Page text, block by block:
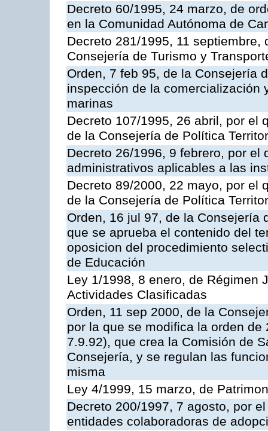
Decreto 60/1995, 24 marzo, de
en la Comunidad Autónoma de
Decreto 281/1995, 11
Consejería de Turismo y
Orden, 7 feb 95, de la Consejería
inspección de la comercialización
marinas
Decreto 107/1995, 26 abril, por el
de la Consejería de Política
Decreto 26/1996, 9 febrero, por
administrativos aplicables a las
Decreto 89/2000, 22 mayo, por el
de la Consejería de Política
Orden, 16 jul 97, de la Consejería
que se aprueba el contenido del
oposicion del procedimiento
de Educación
Ley 1/1998, 8 enero, de Régimen
Actividades Clasificadas
Orden, 11 sep 2000, de la
por la que se modifica la orden
7.9.92), que crea la Comisión de
Consejería, y se regulan las
misma
Ley 4/1999, 15 marzo, de
Decreto 200/1997, 7 agosto, por
entidades colaboradoras de